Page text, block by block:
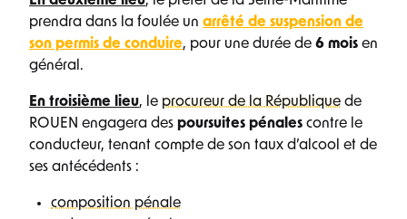
prendra dans la foulée un arrêté de suspension de
son permis de conduire, pour une durée de 6 mois en
général.
En troisième lieu, le procureur de la République de
ROUEN engagera des poursuites pénales contre le
conducteur, tenant compte de son taux d’alcool et de
ses antécédents :
composition pénale